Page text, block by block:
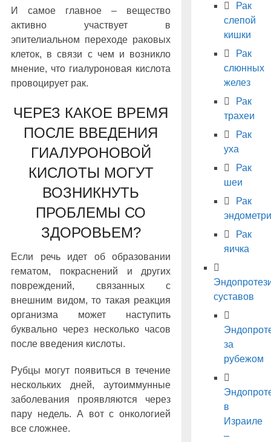
И самое главное – вещество
активно участвует в
эпителиальном переходе раковых
клеток, в связи с чем и возникло
мнение, что гиалуроновая кислота
провоцирует рак.
ЧЕРЕЗ КАКОЕ ВРЕМЯ
ПОСЛЕ ВВЕДЕНИЯ
ГИАЛУРОНОВОЙ
КИСЛОТЫ МОГУТ
ВОЗНИКНУТЬ
ПРОБЛЕМЫ СО
ЗДОРОВЬЕМ?
Если речь идет об образовании
гематом, покраснений и других
повреждений, связанных с
внешним видом, то такая реакция
организма может наступить
буквально через несколько часов
после введения кислоты.
Рубцы могут появиться в течение
нескольких дней, аутоиммунные
заболевания проявляются через
пару недель. А вот с онкологией
все сложнее.
Рак
слепой
кишки
Рак
слюнных
желез
Рак
трахеи
Рак
уха
Рак
шеи
Рак
Рак
яичка
суставов
за
рубежом
в
Израиле
–